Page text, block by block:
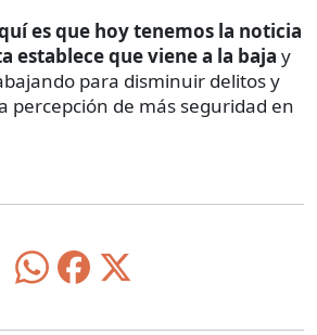
es que hoy tenemos la noticia
establece que viene a la baja y
para disminuir delitos y
percepción de más seguridad en